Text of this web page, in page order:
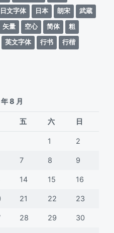
日文字体 日本 朗宋
武蔵
矢量 空心 简体
粗
英文字体 行书
行楷
8 月
五 六 日
1 2
7 8 9
14 15 16
21 22 23
28 29 30